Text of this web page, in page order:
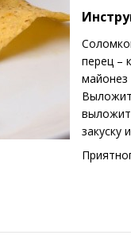
перец –
майонез
закуску